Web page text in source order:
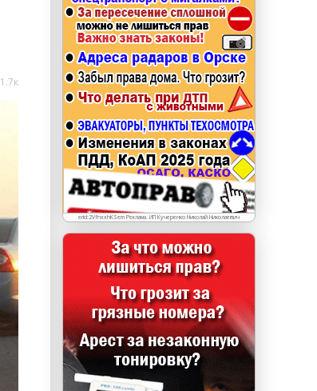
1.7к
erid:2VfnxxhKSem Реклама. ИП Кучеренко Николай Николаевич